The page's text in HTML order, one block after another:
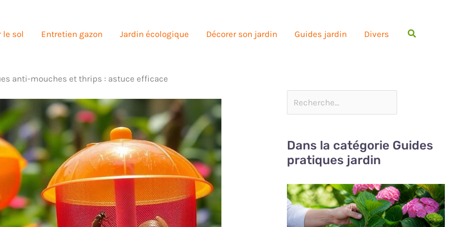
le sol Entretien gazon Jardin écologique Décorer son jardin Guides jardin Divers
anti-mouches et thrips : astuce efficace
Dans la catégorie Guides
pratiques jardin